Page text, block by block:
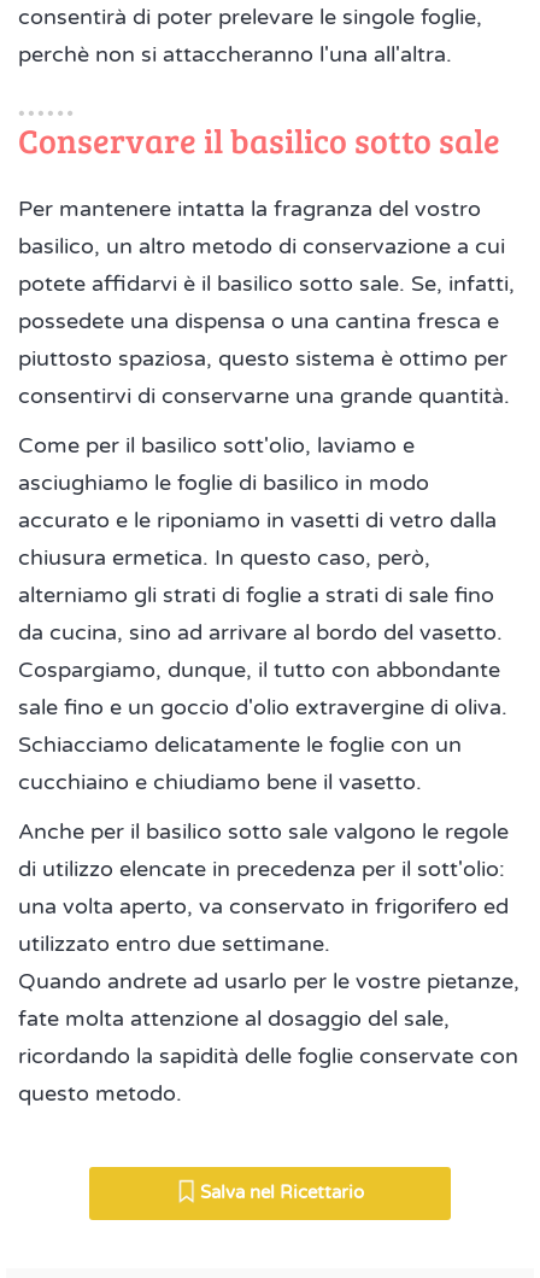
consentirà di poter prelevare le singole foglie,
perchè non si attaccheranno l'una all'altra.
Conservare il basilico sotto sale
Per mantenere intatta la fragranza del vostro
basilico, un altro metodo di conservazione a cui
potete affidarvi è il basilico sotto sale. Se, infatti,
possedete una dispensa o una cantina fresca e
piuttosto spaziosa, questo sistema è ottimo per
consentirvi di conservarne una grande quantità.
Come per il basilico sott'olio, laviamo e
asciughiamo le foglie di basilico in modo
accurato e le riponiamo in vasetti di vetro dalla
chiusura ermetica. In questo caso, però,
alterniamo gli strati di foglie a strati di sale fino
da cucina, sino ad arrivare al bordo del vasetto.
Cospargiamo, dunque, il tutto con abbondante
sale fino e un goccio d'olio extravergine di oliva.
Schiacciamo delicatamente le foglie con un
cucchiaino e chiudiamo bene il vasetto.
Anche per il basilico sotto sale valgono le regole
di utilizzo elencate in precedenza per il sott'olio:
una volta aperto, va conservato in frigorifero ed
utilizzato entro due settimane.
Quando andrete ad usarlo per le vostre pietanze,
fate molta attenzione al dosaggio del sale,
ricordando la sapidità delle foglie conservate con
questo metodo.
Salva nel Ricettario